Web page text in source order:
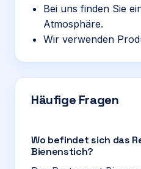
Bei uns finden Sie
Atmosphäre.
Wir verwenden
Häufige Fragen
Wo befindet sich das
Bienenstich?